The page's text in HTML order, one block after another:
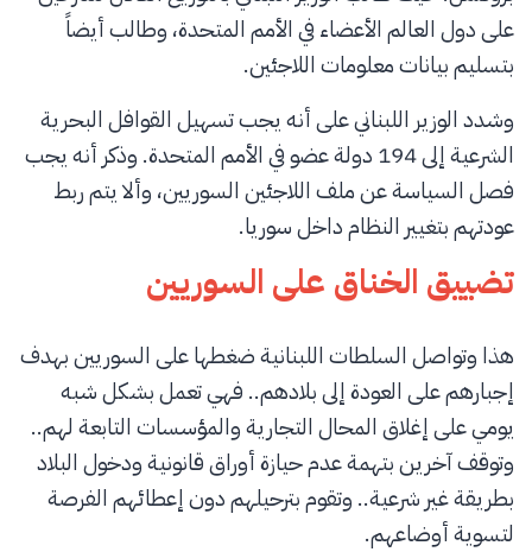
على دول العالم الأعضاء في الأمم المتحدة، وطالب أيضاً
بتسليم بيانات معلومات اللاجئين.
وشدد الوزير اللبناني على أنه يجب تسهيل القوافل البحرية
الشرعية إلى 194 دولة عضو في الأمم المتحدة. وذكر أنه يجب
فصل السياسة عن ملف اللاجئين السوريين، وألا يتم ربط
عودتهم بتغيير النظام داخل سوريا.
تضييق الخناق على السوريين
هذا وتواصل السلطات اللبنانية ضغطها على السوريين بهدف
إجبارهم على العودة إلى بلادهم.. فهي تعمل بشكل شبه
يومي على إغلاق المحال التجارية والمؤسسات التابعة لهم..
وتوقف آخرين بتهمة عدم حيازة أوراق قانونية ودخول البلاد
بطريقة غير شرعية.. وتقوم بترحيلهم دون إعطائهم الفرصة
لتسوية أوضاعهم.